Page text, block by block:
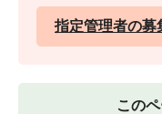
指定管理者の募
この